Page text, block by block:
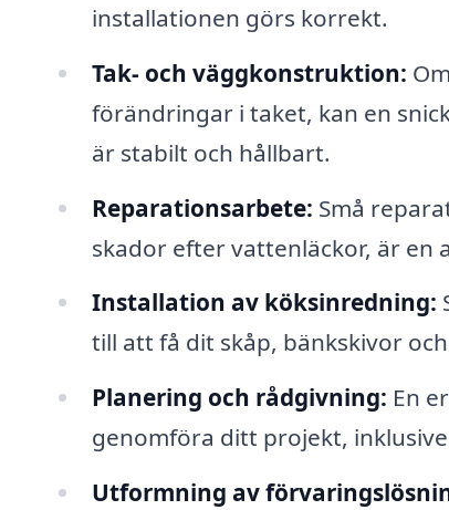
installationen görs korrekt.
Tak- och väggkonstruktion:
förändringar i taket, kan en
är stabilt och hållbart.
Reparationsarbete: Små
skador efter vattenläckor, är en
Installation av köksinredning:
till att få dit skåp, bänkskivor
Planering och rådgivning: En
genomföra ditt projekt,
Utformning av